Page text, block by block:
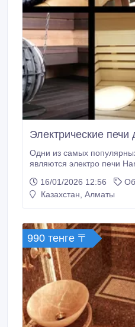
Электрические
Одни из самых
являются электро печи
электро каменка – это
совершенства, экономически выгодное и элегантное
16/01/2026 12:56
Казахстан, Алматы
990 тенге 〒